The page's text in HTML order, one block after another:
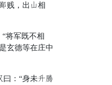
贱，出硬相
将军既不相
玄德等在庄中
：“身未跨静